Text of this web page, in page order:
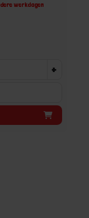
werkdagen
+